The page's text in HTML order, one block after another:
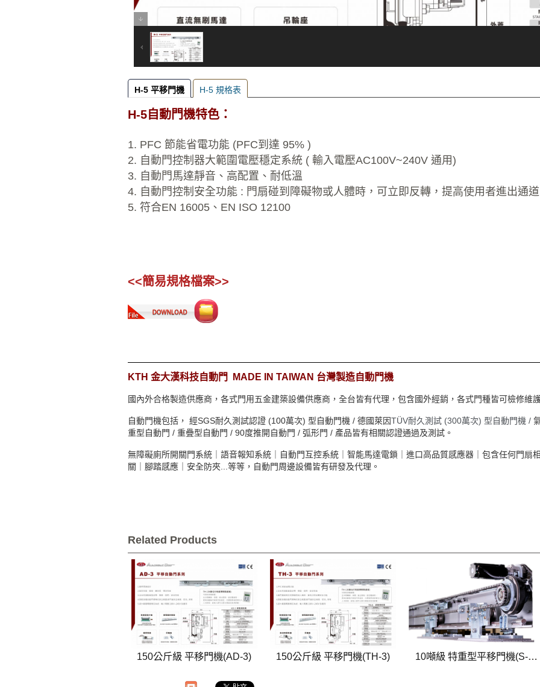
H-5 平移門機 H-5 規格表
H-5自動門機特色：
1. PFC 節能省電功能 (PFC到達 95% )
2. 自動門控制器大範圍電壓穩定系統 ( 輸入電壓AC100V~240V 通用)
3. 自動門馬達靜音、高配置、耐低溫
4. 自動門控制安全功能 : 門扇碰到障礙物或人體時，可立即反轉，提高使用者進出通
5. 符合EN 16005、EN ISO 12100
<<簡易規格檔案>>
KTH 金大漢科技自動門 MADE IN TAIWAN 台灣製造自動門機
國內外合格製造供應商，各式門用五金建築設備供應商，全台皆有代理，包含國外經銷，各式門種皆可檢修維護
自動門機包括， 經SGS耐久測試認證 (100萬次) 型自動門機 / 德國萊因TÜV耐久測試 (300萬次) 型自動門機 /
重型自動門 / 重疊型自動門 / 90度推開自動門 / 弧形門 / 產品皆有相關認證通過及測試。
無障礙廁所開關門系統｜語音報知系統｜自動門互控系統｜智能馬達電鎖｜​進口高品質感應器｜包含任何門扇
關｜腳踏感應｜安全防夾...等等， 自動門周邊設備皆有研發及代理。
Related Products
150公斤級 平移門機(AD-3) 150公斤級 平移門機(TH-3)
10噸級 特重型平移門機(S-